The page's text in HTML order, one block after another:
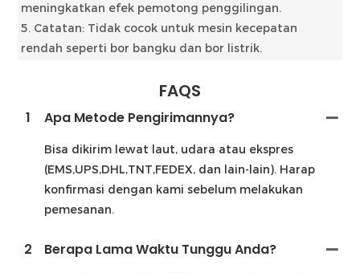
meningkatkan efek pemotong penggilingan.
5. Catatan: Tidak cocok untuk mesin kecepatan
rendah seperti bor bangku dan bor listrik.
FAQS
1 Apa Metode Pengirimannya?
Bisa dikirim lewat laut, udara atau ekspres
(EMS,UPS,DHL,TNT,FEDEX, dan lain-lain). Harap
konfirmasi dengan kami sebelum melakukan
pemesanan.
2 Berapa Lama Waktu Tunggu Anda?